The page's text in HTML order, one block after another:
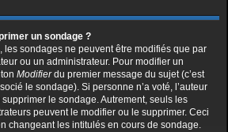
un sondage ?
les sondages ne peuvent être modifiés que par
ou un administrateur. Pour modifier un
Modifierdu premier message du sujet (c’est
le sondage). Si personne n’a voté, l’auteur
le sondage. Autrement, seuls les
peuvent le modifier ou le supprimer. Ceci
changeant les intitulés en cours de sondage.